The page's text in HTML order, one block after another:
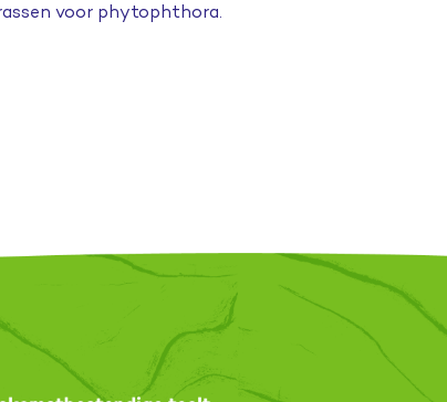
voor phytophthora.